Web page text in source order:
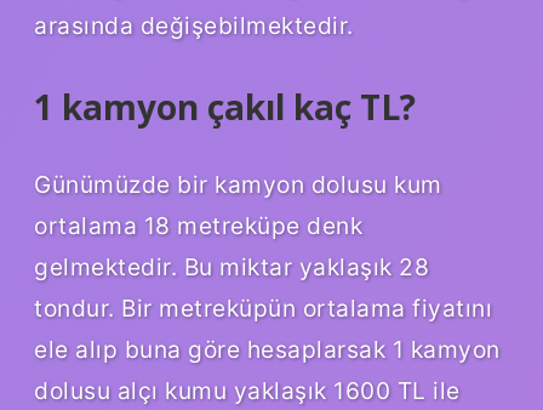
arasında değişebilmektedir.
1 kamyon çakıl kaç TL?
Günümüzde bir kamyon dolusu kum
ortalama 18 metreküpe denk
gelmektedir. Bu miktar yaklaşık 28
tondur. Bir metreküpün ortalama fiyatını
ele alıp buna göre hesaplarsak 1 kamyon
dolusu alçı kumu yaklaşık 1600 TL ile